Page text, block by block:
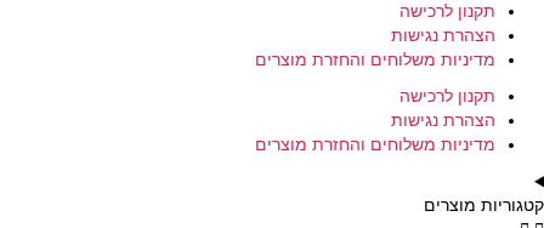
תקנון לרכישה
הצהרת נגישות
מדיניות משלוחים והחזרת מוצרים
תקנון לרכישה
הצהרת נגישות
מדיניות משלוחים והחזרת מוצרים
קטגוריות מוצרים